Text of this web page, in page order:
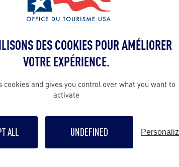
Contact grand
DES COOKIES POUR AMÉLIORER
VOTRE EXPÉRIENCE.
cookies and gives you control over what you want to
activate
ALL UNDEFINED